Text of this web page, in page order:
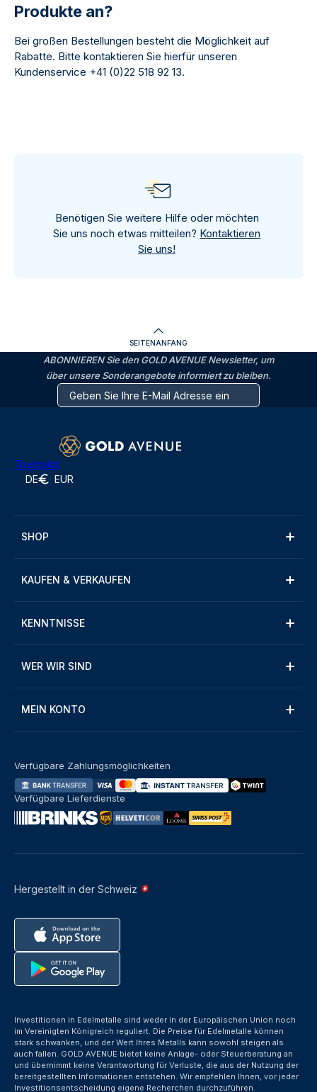
Produkte an?
Bei großen Bestellungen besteht die Möglichkeit auf
Rabatte. Bitte kontaktieren Sie hierfür unseren
Kundenservice +41 (0)22 518 92 13.
Benötigen Sie weitere Hilfe oder möchten
Sie uns noch etwas mitteilen? Kontaktieren
Sie uns!
SEITENANFANG
ABONNIEREN Sie den GOLD AVENUE Newsletter, um
über unsere Sonderangebote informiert zu bleiben.
Trustpilot
DE EUR
SHOP
KAUFEN & VERKAUFEN
KENNTNISSE
WER WIR SIND
MEIN KONTO
Hergestellt in der Schweiz
Verfügbare Zahlungsmöglichkeiten
Verfügbare Lieferdienste
Investitionen in Edelmetalle sind weder in der Europäischen Union noch
im Vereinigten Königreich reguliert. Die Preise für Edelmetalle können
stark schwanken, und der Wert Ihres Metalls kann sowohl steigen als
auch fallen. GOLD AVENUE bietet keine Anlage- oder Steuerberatung an
und übernimmt keine Verantwortung für Verluste, die aus der Nutzung der
bereitgestellten Informationen entstehen. Wir empfehlen Ihnen, vor jeder
Investitionsentscheidung eigene Recherchen durchzuführen.